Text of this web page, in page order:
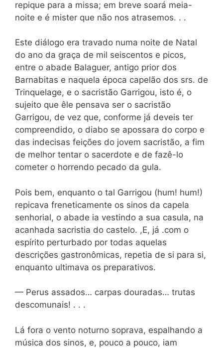
repique para a missa; em breve soará meia-
noite e é mister que não nos atrasemos. . .
Este diálogo era travado numa noite de Natal
do ano da graça de mil seiscentos e picos,
entre o abade Balaguer, antigo prior dos
Barnabitas e naquela época capelão dos srs. de
Trinquelage, e o sacristão Garrigou, isto é, o
sujeito que êle pensava ser o sacristão
Garrigou, de vez que, conforme já deveis ter
compreendido, o diabo se apossara do corpo e
das indecisas feições do jovem sacristão, a fim
de melhor tentar o sacerdote e de fazê-lo
cometer o horrendo pecado da gula.
Pois bem, enquanto o tal Garrigou (hum! hum!)
repicava freneticamente os sinos da capela
senhorial, o abade ia vestindo a sua casula, na
acanhada sacristia do castelo. ,E, já .com o
espírito perturbado por todas aquelas
descrições gastronômicas, repetia de si para si,
enquanto ultimava os preparativos.
— Perus assados… carpas douradas… trutas
descomunais! . . .
Lá fora o vento noturno soprava, espalhando a
música dos sinos, e, pouco a pouco, iam